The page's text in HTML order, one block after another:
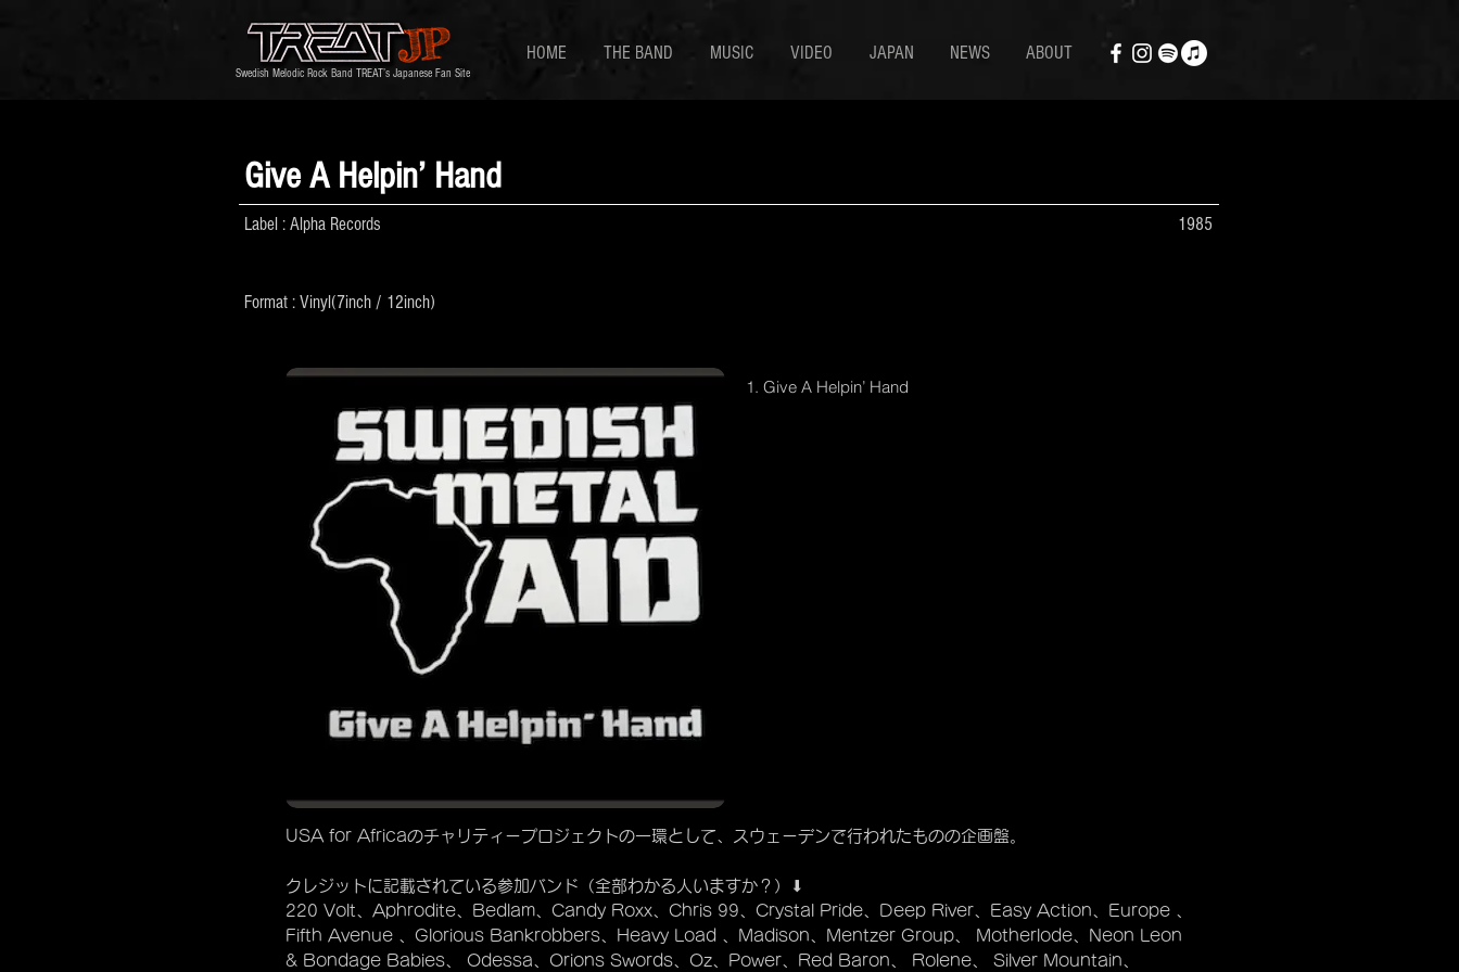
Swedish Melodic Rock Band TREAT’s Japanese Fan Site
HOME THE BAND MUSIC VIDEO JAPAN NEWS ABOUT
Give A Helpin’ Hand
Label : Alpha Records 1985
Format : Vinyl(7inch / 12inch)
1. Give A Helpin’ Hand
USA for Africaのチャリティープロジェクトの一環として、スウェーデンで行われたものの企画盤。
クレジットに記載されている参加バンド（全部わかる人いますか？）⬇︎
220 Volt、Aphrodite、Bedlam、Candy Roxx、Chris 99、Crystal Pride、Deep River、Easy Action、Europe 、
Fifth Avenue 、Glorious Bankrobbers、Heavy Load 、Madison、Mentzer Group、 Motherlode、Neon Leon
& Bondage Babies、 Odessa、Orions Swords、Oz、Power、Red Baron、 Rolene、 Silver Mountain、